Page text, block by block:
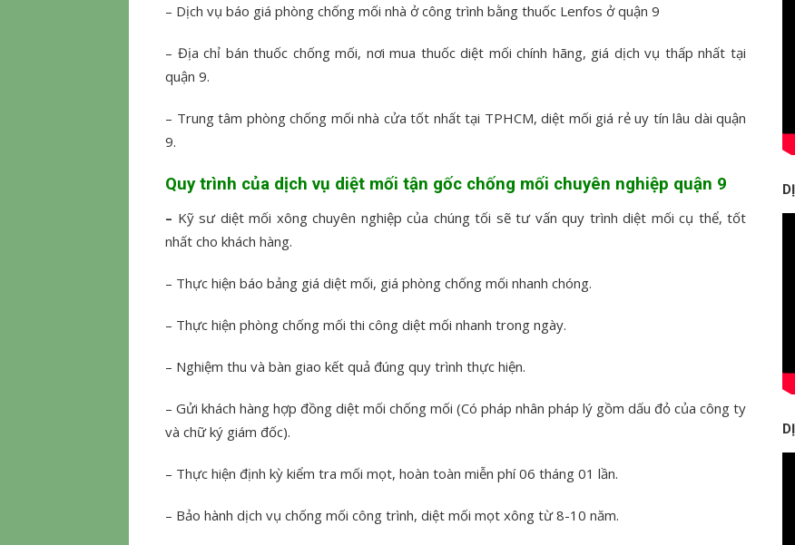
– Dịch vụ báo giá phòng chống mối nhà ở công trình bằng thuốc Lenfos ở quận 9
– Địa chỉ bán thuốc chống mối, nơi mua thuốc diệt mối chính hãng, giá dịch vụ thấp nhất tại
quận 9.
– Trung tâm phòng chống mối nhà cửa tốt nhất tại TPHCM, diệt mối giá rẻ uy tín lâu dài quận
9.
Quy trình của dịch vụ diệt mối tận gốc chống mối chuyên nghiệp quận 9
– Kỹ sư diệt mối xông chuyên nghiệp của chúng tối sẽ tư vấn quy trình diệt mối cụ thể, tốt
nhất cho khách hàng.
– Thực hiện báo bảng giá diệt mối, giá phòng chống mối nhanh chóng.
– Thực hiện phòng chống mối thi công diệt mối nhanh trong ngày.
– Nghiệm thu và bàn giao kết quả đúng quy trình thực hiện.
– Gửi khách hàng hợp đồng diệt mối chống mối (Có pháp nhân pháp lý gồm dấu đỏ của công ty
và chữ ký giám đốc).
– Thực hiện định kỳ kiểm tra mối mọt, hoàn toàn miễn phí 06 tháng 01 lần.
– Bảo hành dịch vụ chống mối công trình, diệt mối mọt xông từ 8-10 năm.